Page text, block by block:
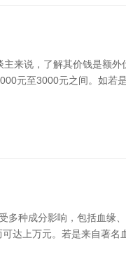
来说，了解其价钱是额
元至3000元之间。如若
种成分影响，包括血缘
达上万元。若是来自著名